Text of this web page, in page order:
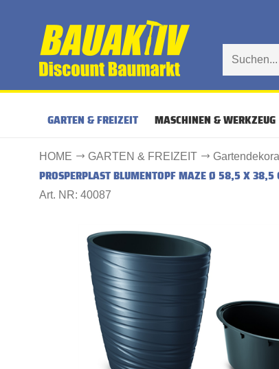
GARTEN & FREIZEIT MASCHINEN & WERKZEUG
HOME GARTEN & FREIZEIT
PROSPERPLAST BLUMENTOPF MAZE Ø 58,5 X
Art. NR: 40087